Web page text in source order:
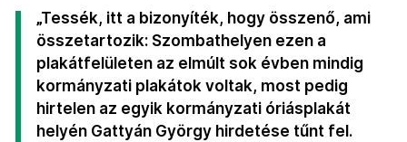
„Tessék, itt a bizonyíték, hogy összenő, ami
összetartozik: Szombathelyen ezen a
plakátfelületen az elmúlt sok évben mindig
kormányzati plakátok voltak, most pedig
hirtelen az egyik kormányzati óriásplakát
helyén Gattyán György hirdetése tűnt fel.